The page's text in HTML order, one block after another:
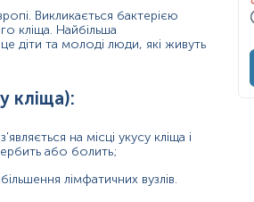
серологічного дослідження
і починають руйнуватися через
висип на шкірі - мігруюча еритема);
через декілька тижнів;
Викликається бактерією
кліща. Найбільша
діти та молоді люди, які живуть
кліща):
на місці укусу кліща і
або болить;
лімфатичних вузлів.